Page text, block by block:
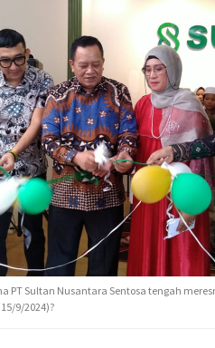
PT Sultan Nusantara Sentosa tengah
9/2024)?